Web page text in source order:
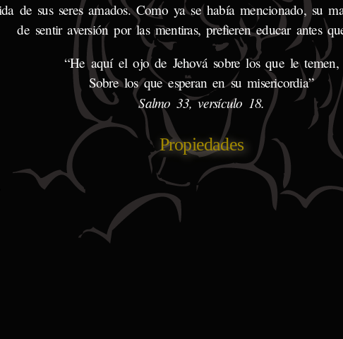
de sus seres amados. Como ya se había mencionado, su
de sentir aversión por las mentiras, prefieren educar antes
“He aquí el ojo de Jehová sobre los que le temen,
Sobre los que esperan en su misericordia”
Salmo 33, versículo 18.
Propiedades